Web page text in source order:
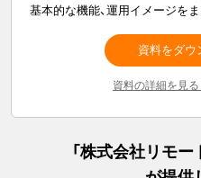
基本的な機能、運用イメージをま
資料をダウ
資料の詳細を見る
「株式会社リモー